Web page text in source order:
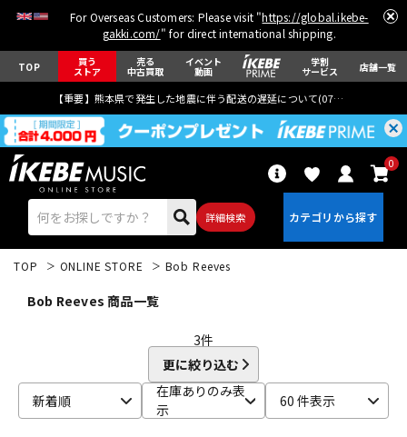
For Overseas Customers: Please visit "https://global.ikebe-
gakki.com/" for direct international shipping.
TOP 買う
ストア
売る
中古買取
イベント
動画
学割
サービス 店舗一覧
【重要】熊本県で発生した地震に伴う配送の遅延について(07月29日
詳細検索
0
TOP ONLINE STORE Bob Reeves
Bob Reeves 商品一覧
3件
更に絞り込む
新着順
在庫ありのみ表
示
60 件表示